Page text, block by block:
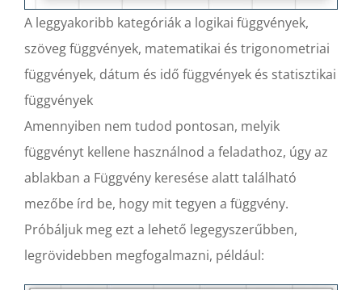
A leggyakoribb kategóriák a logikai függvények,
szöveg függvények, matematikai és trigonometriai
függvények, dátum és idő függvények és statisztikai
függvények
Amennyiben nem tudod pontosan, melyik
függvényt kellene használnod a feladathoz, úgy az
ablakban a Függvény keresése alatt található
mezőbe írd be, hogy mit tegyen a függvény.
Próbáljuk meg ezt a lehető legegyszerűbben,
legrövidebben megfogalmazni, például: